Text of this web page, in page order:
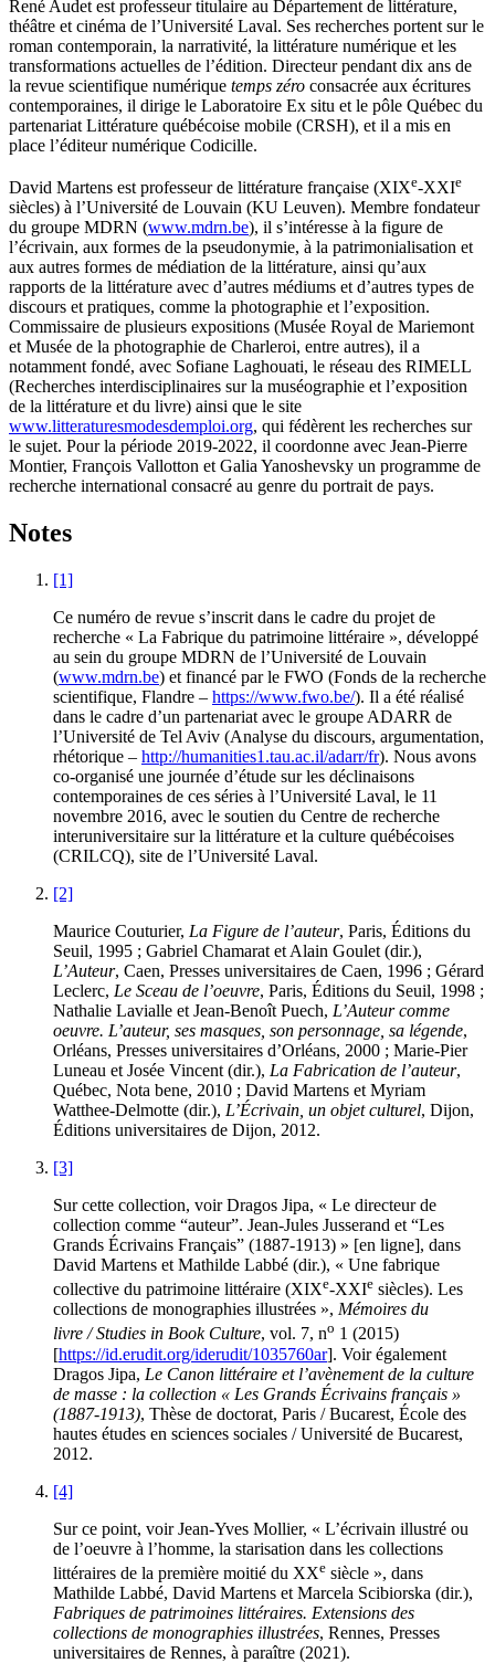
René Audet est professeur titulaire au Département de littérature,
théâtre et cinéma de l’Université Laval. Ses recherches portent sur le
roman contemporain, la narrativité, la littérature numérique et les
transformations actuelles de l’édition. Directeur pendant dix ans de
la revue scientifique numérique temps zéro consacrée aux écritures
contemporaines, il dirige le Laboratoire Ex situ et le pôle Québec du
partenariat Littérature québécoise mobile (CRSH), et il a mis en
place l’éditeur numérique Codicille.
David Martens est professeur de littérature française (XIXe-XXIe
siècles) à l’Université de Louvain (KU Leuven). Membre fondateur
du groupe MDRN (www.mdrn.be), il s’intéresse à la figure de
l’écrivain, aux formes de la pseudonymie, à la patrimonialisation et
aux autres formes de médiation de la littérature, ainsi qu’aux
rapports de la littérature avec d’autres médiums et d’autres types de
discours et pratiques, comme la photographie et l’exposition.
Commissaire de plusieurs expositions (Musée Royal de Mariemont
et Musée de la photographie de Charleroi, entre autres), il a
notamment fondé, avec Sofiane Laghouati, le réseau des RIMELL
(Recherches interdisciplinaires sur la muséographie et l’exposition
de la littérature et du livre) ainsi que le site
www.litteraturesmodesdemploi.org, qui fédèrent les recherches sur
le sujet. Pour la période 2019-2022, il coordonne avec Jean-Pierre
Montier, François Vallotton et Galia Yanoshevsky un programme de
recherche international consacré au genre du portrait de pays.
Notes
[1]
Ce numéro de revue s’inscrit dans le cadre du projet de
recherche « La Fabrique du patrimoine littéraire », développé
au sein du groupe MDRN de l’Université de Louvain
(www.mdrn.be) et financé par le FWO (Fonds de la recherche
scientifique, Flandre – https://www.fwo.be/). Il a été réalisé
dans le cadre d’un partenariat avec le groupe ADARR de
l’Université de Tel Aviv (Analyse du discours, argumentation,
rhétorique – http://humanities1.tau.ac.il/adarr/fr). Nous avons
co-organisé une journée d’étude sur les déclinaisons
contemporaines de ces séries à l’Université Laval, le 11
novembre 2016, avec le soutien du Centre de recherche
interuniversitaire sur la littérature et la culture québécoises
(CRILCQ), site de l’Université Laval.
[2]
Maurice Couturier, La Figure de l’auteur, Paris, Éditions du
Seuil, 1995 ; Gabriel Chamarat et Alain Goulet (dir.),
L’Auteur, Caen, Presses universitaires de Caen, 1996 ; Gérard
Leclerc, Le Sceau de l’oeuvre, Paris, Éditions du Seuil, 1998 ;
Nathalie Lavialle et Jean-Benoît Puech, L’Auteur comme
oeuvre. L’auteur, ses masques, son personnage, sa légende,
Orléans, Presses universitaires d’Orléans, 2000 ; Marie-Pier
Luneau et Josée Vincent (dir.), La Fabrication de l’auteur,
Québec, Nota bene, 2010 ; David Martens et Myriam
Watthee-Delmotte (dir.), L’Écrivain, un objet culturel, Dijon,
Éditions universitaires de Dijon, 2012.
[3]
Sur cette collection, voir Dragos Jipa, « Le directeur de
collection comme “auteur”. Jean-Jules Jusserand et “Les
Grands Écrivains Français” (1887-1913) » [en ligne], dans
David Martens et Mathilde Labbé (dir.), « Une fabrique
collective du patrimoine littéraire (XIXe-XXIe siècles). Les
collections de monographies illustrées », Mémoires du
livre / Studies in Book Culture, vol. 7, no 1 (2015)
[https://id.erudit.org/iderudit/1035760ar]. Voir également
Dragos Jipa, Le Canon littéraire et l’avènement de la culture
de masse : la collection « Les Grands Écrivains français »
(1887-1913), Thèse de doctorat, Paris / Bucarest, École des
hautes études en sciences sociales / Université de Bucarest,
2012.
[4]
Sur ce point, voir Jean-Yves Mollier, « L’écrivain illustré ou
de l’oeuvre à l’homme, la starisation dans les collections
littéraires de la première moitié du XXe siècle », dans
Mathilde Labbé, David Martens et Marcela Scibiorska (dir.),
Fabriques de patrimoines littéraires. Extensions des
collections de monographies illustrées, Rennes, Presses
universitaires de Rennes, à paraître (2021).